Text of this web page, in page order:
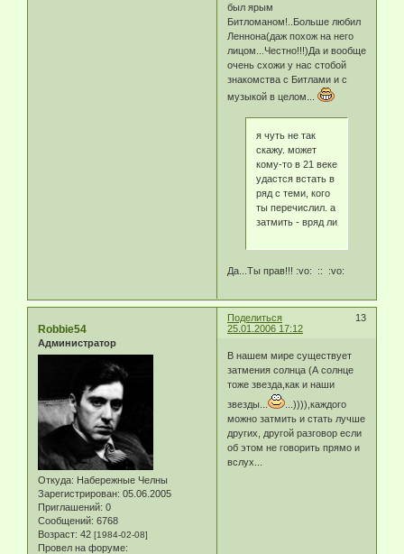
был ярым
Битломаном!..Больше любил
Леннона(даж похож на него
лицом...Честно!!!)Да и вообще
очень схожи у нас стобой
знакомства с Битлами и с
музыкой в целом...
я чуть не так
скажу. может
кому-то в 21 веке
удастся встать в
ряд с теми, кого
ты перечислил. а
затмить - вряд ли
Да...Ты прав!!! :vo: :: :vo:
Поделиться
13
25.01.2006 17:12
Robbie54
Администратор
Откуда: Набережные Челны
Зарегистрирован: 05.06.2005
Приглашений: 0
Сообщений: 6768
Возраст: 42 [1984-02-08]
Провел на форуме:
В нашем мире существует
затмения солнца (А солнце
тоже звезда,как и наши
звезды...
...)))),каждого
можно затмить и стать лучше
других, другой разговор если
об этом не говорить прямо и
вслух...